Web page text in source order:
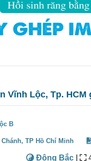
Vĩnh Lộc, Tp. HCM
B
Chánh,TP Hồ Chí Minh
Đông Bắc|